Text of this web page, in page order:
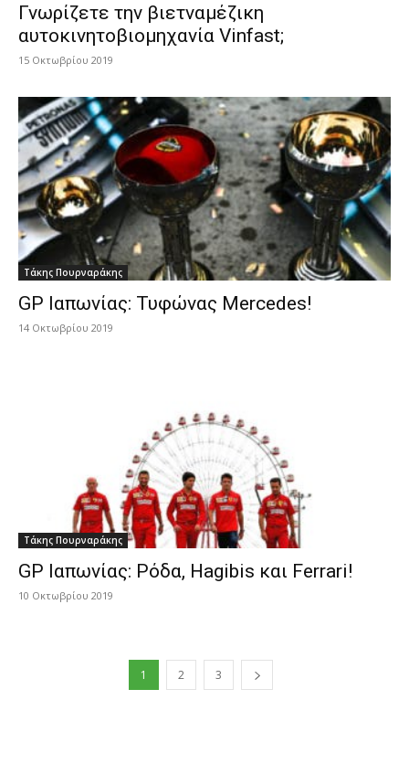
Γνωρίζετε την βιετναμέζικη
αυτοκινητοβιομηχανία Vinfast;
15 Οκτωβρίου 2019
Τάκης Πουρναράκης
GP Ιαπωνίας: Τυφώνας Mercedes!
14 Οκτωβρίου 2019
Τάκης Πουρναράκης
GP Ιαπωνίας: Ρόδα, Hagibis και Ferrari!
10 Οκτωβρίου 2019
1 2 3